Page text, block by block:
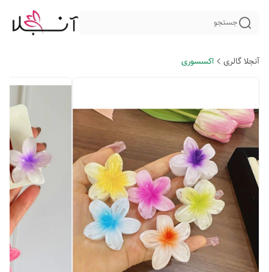
جستجو
آنجلا گالری اکسسوری